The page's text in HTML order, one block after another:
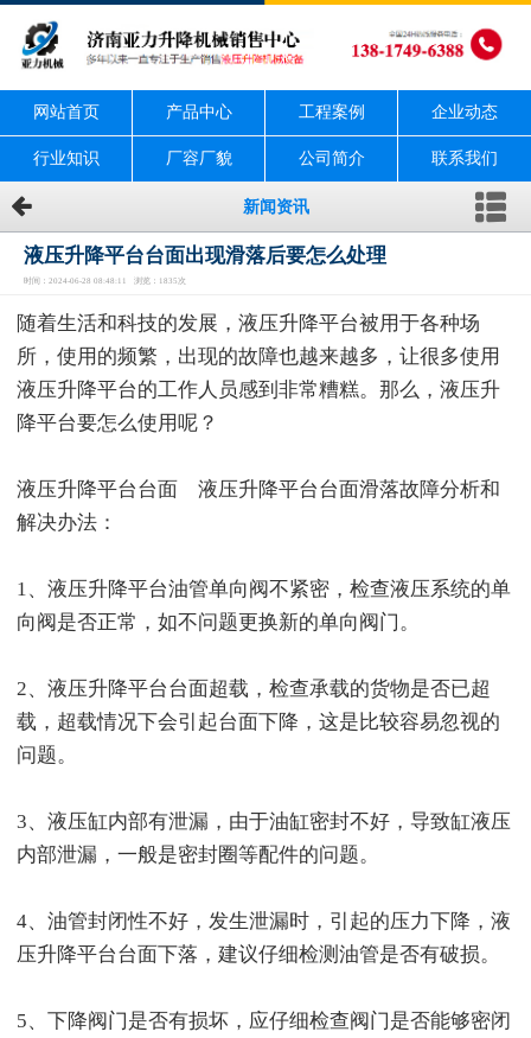
网站首页 产品中心 工程案例 企业动态
行业知识 厂容厂貌 公司简介 联系我们
新闻资讯
液压升降平台台面出现滑落后要怎么处理
时间：2024-06-28 08:48:11 浏览：1835次
随着生活和科技的发展，液压升降平台被用于各种场
所，使用的频繁，出现的故障也越来越多，让很多使用
液压升降平台的工作人员感到非常糟糕。那么，液压升
降平台要怎么使用呢？
液压升降平台台面 液压升降平台台面滑落故障分析和
解决办法：
1、液压升降平台油管单向阀不紧密，检查液压系统的单
向阀是否正常，如不问题更换新的单向阀门。
2、液压升降平台台面超载，检查承载的货物是否已超
载，超载情况下会引起台面下降，这是比较容易忽视的
问题。
3、液压缸内部有泄漏，由于油缸密封不好，导致缸液压
内部泄漏，一般是密封圈等配件的问题。
4、油管封闭性不好，发生泄漏时，引起的压力下降，液
压升降平台台面下落，建议仔细检测油管是否有破损。
5、下降阀门是否有损坏，应仔细检查阀门是否能够密闭